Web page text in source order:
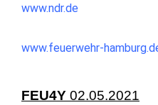
www.ndr.de
www.feuerwehr-
FEU4Y 02.05.2021